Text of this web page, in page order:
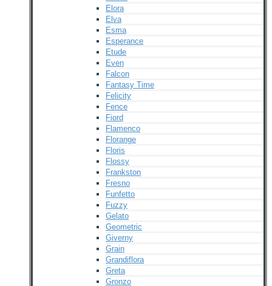
Elora
Elva
Esma
Esperance
Etude
Even
Falcon
Fantasy Time
Felicity
Fence
Fiord
Flamenco
Florange
Floris
Flossy
Frankston
Fresno
Funfetto
Fuzzy
Gelato
Geometric
Giverny
Grain
Grandiflora
Greta
Gronzo